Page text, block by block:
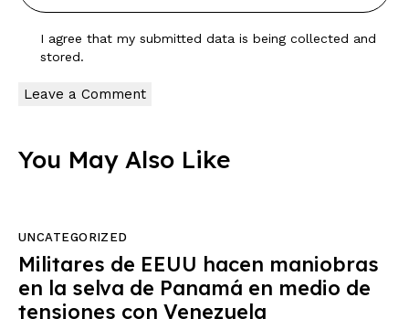
I agree that my submitted data is being collected and
stored.
You May Also Like
UNCATEGORIZED
Militares de EEUU hacen maniobras
en la selva de Panamá en medio de
tensiones con Venezuela